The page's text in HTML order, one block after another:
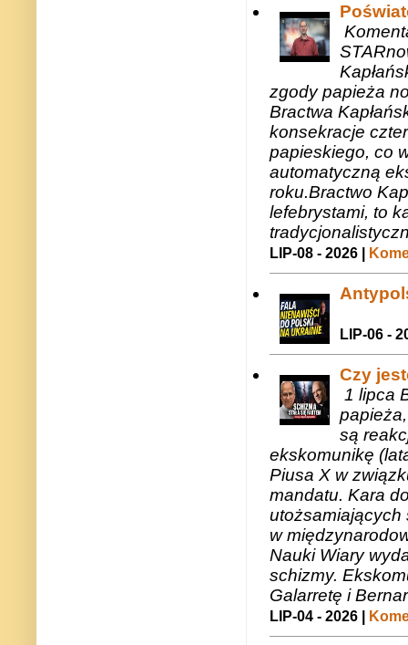
zgody papieża
Bractwa
konsekracje
papieskiego, co
automatyczną
roku.Bractwo
lefebrystami, to
LIP-08 - 2026 |
LIP-06 -
Czy
1 lipca
są
ekskomunikę
Piusa X w
mandatu. Kara
utożsamiających
w
Nauki Wiary
schizmy.
Galarretę i
LIP-04 - 2026 |